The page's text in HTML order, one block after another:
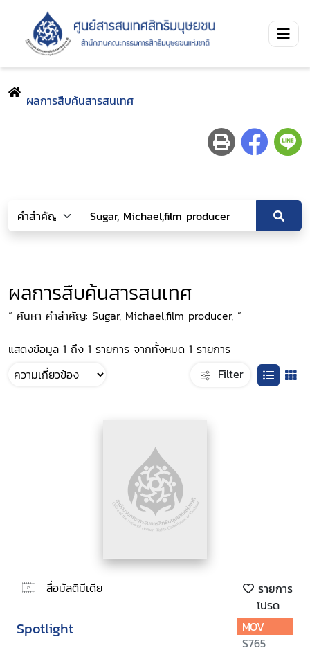
ผลการสืบค้นสารสนเทศ
ผลการสืบค้นสารสนเทศ
“ ค้นหา คำสำคัญ: Sugar, Michael,film producer, ”
แสดงข้อมูล 1 ถึง 1 รายการ จากทั้งหมด 1 รายการ
Filter
สื่อมัลติมีเดีย
รายการ
โปรด
Spotlight
MOV
S765